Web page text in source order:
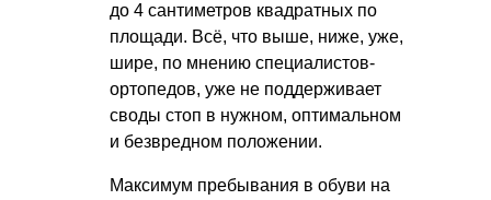
до 4 сантиметров квадратных по
площади. Всё, что выше, ниже, уже,
шире, по мнению специалистов-
ортопедов, уже не поддерживает
своды стоп в нужном, оптимальном
и безвредном положении.
Максимум пребывания в обуви на